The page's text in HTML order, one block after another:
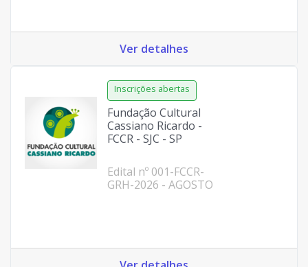
Ver detalhes
Fundação Cultural
Cassiano Ricardo -
FCCR - SJC - SP
Edital nº 001-FCCR-
GRH-2026 - AGOSTO